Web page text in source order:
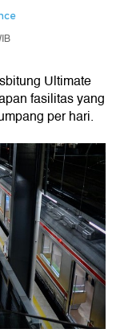
Ultimate
fasilitas yang
per hari.